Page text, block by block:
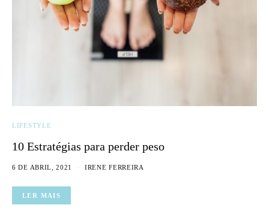
LIFESTYLE
10 Estratégias para perder peso
6 DE ABRIL, 2021 IRENE FERREIRA
LER MAIS